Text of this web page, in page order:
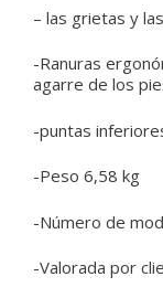
– las grietas y
-Ranuras
agarre de los
-puntas
-Peso 6,58 kg
-Número de
-Valorada por